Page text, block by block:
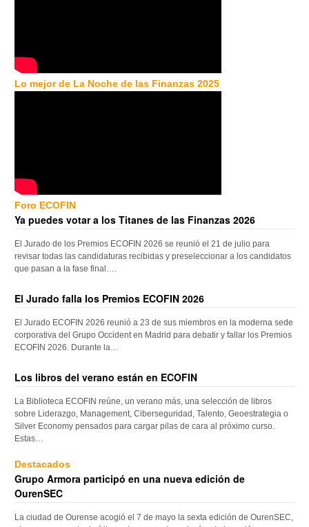
Lo mejor de La Noche de las Finanzas 2025
Foro ECOFIN
Ya puedes votar a los Titanes de las Finanzas 2026
El Jurado de los Premios ECOFIN 2026 se reunió el 21 de julio para
revisar todas las candidaturas recibidas y preseleccionar a los candidatos
que pasan a la fase final….
El Jurado falla los Premios ECOFIN 2026
El Jurado ECOFIN 2026 reunió a 23 de sus miembros en la moderna sede
corporativa del Grupo Occident en Madrid para debatir y fallar los Premios
ECOFIN 2026. Durante la…
Los libros del verano están en ECOFIN
La Biblioteca ECOFIN reúne, un verano más, una selección de libros
sobre Liderazgo, Management, Ciberseguridad, Talento, Geoestrategia o
Silver Economy pensados para cargar pilas de cara al próximo curso.
Estas…
Destacados
Grupo Armora participó en una nueva edición de
OurenSEC
La ciudad de Ourense acogió el 7 de mayo la sexta edición de OurenSEC,